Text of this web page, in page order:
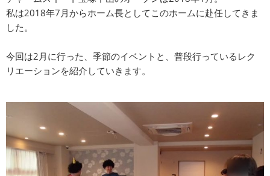
私は2018年7月からホーム長としてこのホームに赴任してきま
した。
今回は2月に行った、季節のイベントと、普段行っているレク
リエーションを紹介していきます。